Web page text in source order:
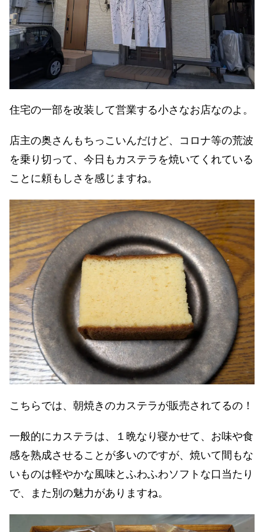
住宅の一部を改装して営業する小さなお店なのよ。
店主の奥さんもちっこいんだけど、コロナ等の荒波
を乗り切って、今日もカステラを焼いてくれている
ことに頼もしさを感じますね。
こちらでは、朝焼きのカステラが販売されてるの！
一般的にカステラは、１晩なり寝かせて、お味や食
感を熟成させることが多いのですが、焼いて間もな
いものは軽やかな風味とふわふわソフトな口当たり
で、また別の魅力がありますね。